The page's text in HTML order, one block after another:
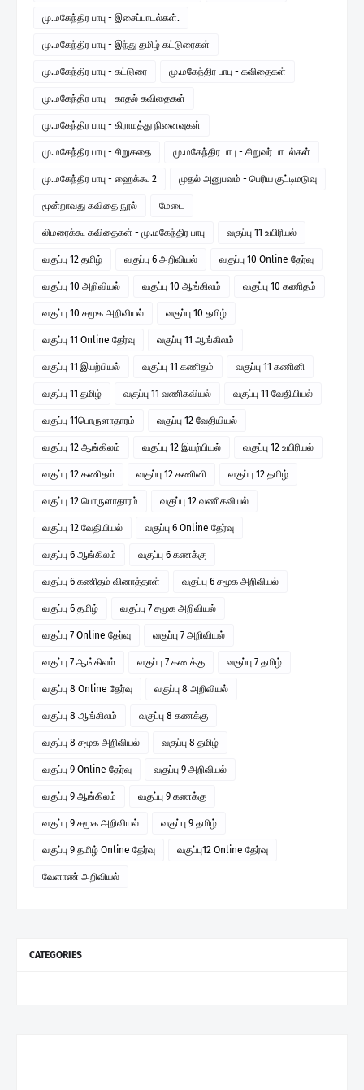
மு.மகேந்திர பாபு - இசைப்பாடல்கள்.
மு.மகேந்திர பாபு - இந்து தமிழ் கட்டுரைகள்
மு.மகேந்திர பாபு - கட்டுரை மு.மகேந்திர பாபு - கவிதைகள்
மு.மகேந்திர பாபு - காதல் கவிதைகள்
மு.மகேந்திர பாபு - கிராமத்து நினைவுகள்
மு.மகேந்திர பாபு - சிறுகதை மு.மகேந்திர பாபு - சிறுவர் பாடல்கள்
மு.மகேந்திர பாபு - ஹைக்கூ 2 முதல் அனுபவம் - பெரிய குட்டிமடுவு
மூன்றாவது கவிதை நூல் மேடை
லிமரைக்கூ கவிதைகள் - மு.மகேந்திர பாபு வகுப்பு 11 உயிரியல்
வகுப்பு 12 தமிழ் வகுப்பு 6 அறிவியல் வகுப்பு 10 Online தேர்வு
வகுப்பு 10 அறிவியல் வகுப்பு 10 ஆங்கிலம் வகுப்பு 10 கணிதம்
வகுப்பு 10 சமூக அறிவியல் வகுப்பு 10 தமிழ்
வகுப்பு 11 Online தேர்வு வகுப்பு 11 ஆங்கிலம்
வகுப்பு 11 இயற்பியல் வகுப்பு 11 கணிதம் வகுப்பு 11 கணினி
வகுப்பு 11 தமிழ் வகுப்பு 11 வணிகவியல் வகுப்பு 11 வேதியியல்
வகுப்பு 11பொருளாதாரம் வகுப்பு 12 வேதியியல்
வகுப்பு 12 ஆங்கிலம் வகுப்பு 12 இயற்பியல் வகுப்பு 12 உயிரியல்
வகுப்பு 12 கணிதம் வகுப்பு 12 கணினி வகுப்பு 12 தமிழ்
வகுப்பு 12 பொருளாதாரம் வகுப்பு 12 வணிகவியல்
வகுப்பு 12 வேதியியல் வகுப்பு 6 Online தேர்வு
வகுப்பு 6 ஆங்கிலம் வகுப்பு 6 கணக்கு
வகுப்பு 6 கணிதம் வினாத்தாள் வகுப்பு 6 சமூக அறிவியல்
வகுப்பு 6 தமிழ் வகுப்பு 7 சமூக அறிவியல்
வகுப்பு 7 Online தேர்வு வகுப்பு 7 அறிவியல்
வகுப்பு 7 ஆங்கிலம் வகுப்பு 7 கணக்கு வகுப்பு 7 தமிழ்
வகுப்பு 8 Online தேர்வு வகுப்பு 8 அறிவியல்
வகுப்பு 8 ஆங்கிலம் வகுப்பு 8 கணக்கு
வகுப்பு 8 சமூக அறிவியல் வகுப்பு 8 தமிழ்
வகுப்பு 9 Online தேர்வு வகுப்பு 9 அறிவியல்
வகுப்பு 9 ஆங்கிலம் வகுப்பு 9 கணக்கு
வகுப்பு 9 சமூக அறிவியல் வகுப்பு 9 தமிழ்
வகுப்பு 9 தமிழ் Online தேர்வு வகுப்பு12 Online தேர்வு
வேளாண் அறிவியல்
CATEGORIES